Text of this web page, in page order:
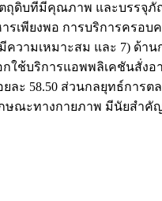
ดิบทีมีคุณภาพ และบรรจุ
เพียงพอ การบริการครอ
วามเหมาะสม และ 7) ด้า
ใช้บริการแอพพลิเคชันสั่ง
ะ 58.50 ส่วนกลยุทธ์การ
ณะทางกายภาพ มีนัยสำคั